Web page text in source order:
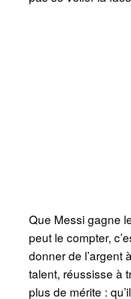
Que Messi gagne
peut le compter,
donner de l’argent
talent, réussisse à
plus de mérite :